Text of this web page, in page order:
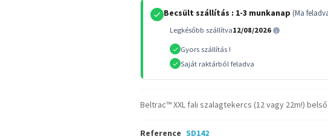
Becsült szállítás : 1-3 munkanap (Ma
Legkésőbb szállítva12/08/2026
Gyors szállítás !
Saját raktárból feladva
Beltrac™ XXL fali szalagtekercs (12 vagy 22m!)
Reference SD142